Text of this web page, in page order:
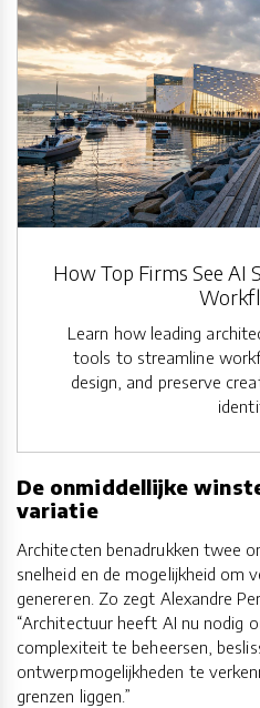
How Top Firms See AI
Learn how leading
tools to streamline
design, and preserve
De onmiddellijke
variatie
Architecten benadrukken twee
snelheid en de mogelijkheid om
genereren. Zo zegt Alexandre
“Architectuur heeft AI nu nodig
complexiteit te beheersen,
ontwerpmogelijkheden te
grenzen liggen.”